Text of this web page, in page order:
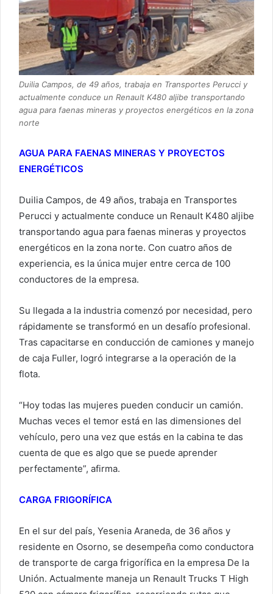
Duilia Campos, de 49 años, trabaja en Transportes Perucci y
actualmente conduce un Renault K480 aljibe transportando
agua para faenas mineras y proyectos energéticos en la zona
norte
AGUA PARA FAENAS MINERAS Y PROYECTOS
ENERGÉTICOS
Duilia Campos, de 49 años, trabaja en Transportes
Perucci y actualmente conduce un Renault K480 aljibe
transportando agua para faenas mineras y proyectos
energéticos en la zona norte. Con cuatro años de
experiencia, es la única mujer entre cerca de 100
conductores de la empresa.
Su llegada a la industria comenzó por necesidad, pero
rápidamente se transformó en un desafío profesional.
Tras capacitarse en conducción de camiones y manejo
de caja Fuller, logró integrarse a la operación de la
flota.
“Hoy todas las mujeres pueden conducir un camión.
Muchas veces el temor está en las dimensiones del
vehículo, pero una vez que estás en la cabina te das
cuenta de que es algo que se puede aprender
perfectamente”, afirma.
CARGA FRIGORÍFICA
En el sur del país, Yesenia Araneda, de 36 años y
residente en Osorno, se desempeña como conductora
de transporte de carga frigorífica en la empresa De la
Unión. Actualmente maneja un Renault Trucks T High